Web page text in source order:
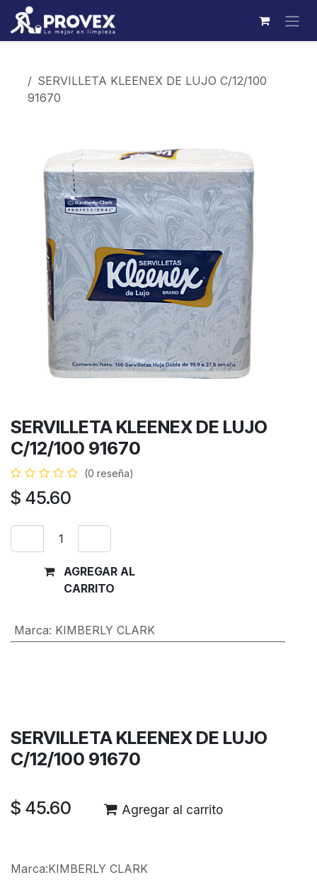
Ir al contenido
SERVILLETA KLEENEX DE LUJO C/12/100
91670
SERVILLETA KLEENEX DE LUJO
C/12/100 91670
(0 reseña)
$ 45.60
AGREGAR AL
CARRITO
Marca: KIMBERLY CLARK
SERVILLETA KLEENEX DE LUJO
C/12/100 91670
$ 45.60 Agregar al carrito
Marca:KIMBERLY CLARK